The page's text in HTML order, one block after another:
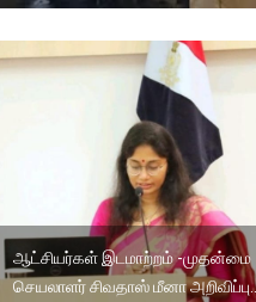
ஆட்சியர்கள் இடமாற்றம் -முதன்மை
செயலாளர் சிவதாஸ் மீனா அறிவிப்பு..